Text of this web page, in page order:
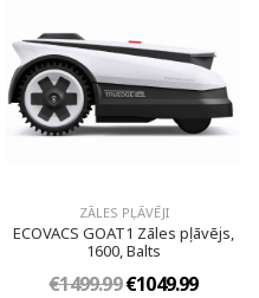
ZĀLES PĻĀVĒJI
ECOVACS GOAT1 Zāles pļāvējs,
1600, Balts
€1499.99€1049.99